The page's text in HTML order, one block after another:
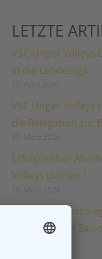
LETZTE
VSC Unger Volleys
in die Landesliga
VSC Unger
die Relegation zur
Erfolgreicher
Volleys Damen 1
Doppelter
Damen 2 zum